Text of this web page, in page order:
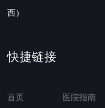
西）
快捷链接
首页 医院指南